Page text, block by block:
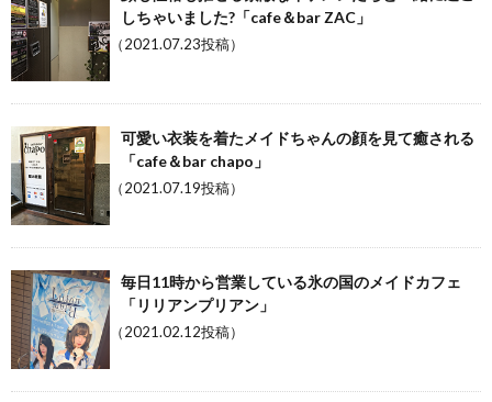
しちゃいました?「cafe＆bar ZAC」
（2021.07.23投稿）
可愛い衣装を着たメイドちゃんの顔を見て癒される
「cafe＆bar chapo」
（2021.07.19投稿）
毎日11時から営業している氷の国のメイドカフェ
「リリアンプリアン」
（2021.02.12投稿）